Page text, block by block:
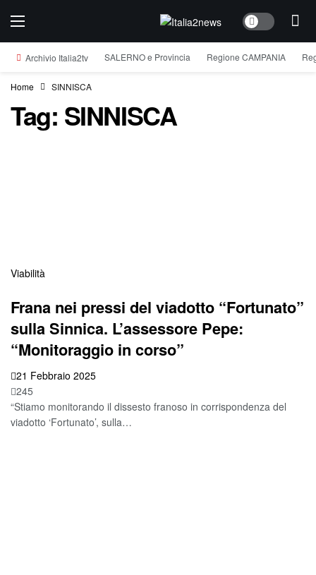
Dark mode
Archivio Italia2tv SALERNO e Provincia Regione CAMPANIA
Home SINNISCA
Tag: SINNISCA
Viabilità
Frana nei pressi del viadotto “Fortunato”
sulla Sinnica. L’assessore Pepe:
“Monitoraggio in corso”
21 Febbraio 2025
245
“Stiamo monitorando il dissesto franoso in corrispondenza del
viadotto ‘Fortunato’, sulla…